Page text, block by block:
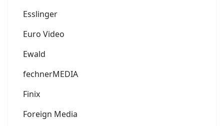
Esslinger
Euro Video
Ewald
fechnerMEDIA
Finix
Foreign Media